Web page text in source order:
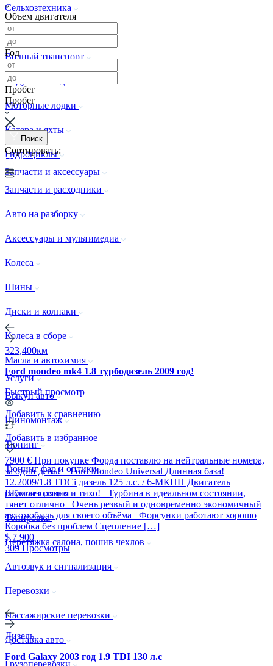
Сельхозтехника
Спецтехника
Водный транспорт
Надувные лодки
Моторные лодки
Катера и яхты
Гидроциклы
Запчасти и аксессуары
Запчасти и расходники
Авто на разборку
Аксессуары и мультимедиа
Колеса
Шины
Диски и колпаки
Колеса в сборе
Масла и автохимия
Услуги
Выкуп авто
Шиномонтаж
Тюнинг
Тюнинг фар и оптики
Шумоизоляция
Тонировка
Перетяжка салона, пошив чехлов
Автозвук и сигнализация
Перевозки
Пассажирские перевозки
Доставка авто
Грузоперевозки
Объем двигателя
Год
Пробег
Пробег
Поиск
Сортировать:
323,400км
Ford mondeo mk4 1.8 турбодизель 2009 год!
Быстрый просмотр
Добавить к сравнению
Добавить в избранное
7900 € При покупке Форда поставлю на нейтральные номера,
за один день! Ford Mondeo Universal Длинная база!
12.2009/1.8 TDCi дизель 125 л.с. / 6-МКПП Двигатель
работает ровно и тихо! Турбина в идеальном состоянии,
тянет отлично Очень резвый и одновременно экономичный
автомобиль для своего объёма Форсунки работают хорошо
Коробка без проблем Сцепление […]
$ 7 900
309 Просмотры
Дизель
Ford Galaxy 2003 год 1.9 TDI 130 л.с